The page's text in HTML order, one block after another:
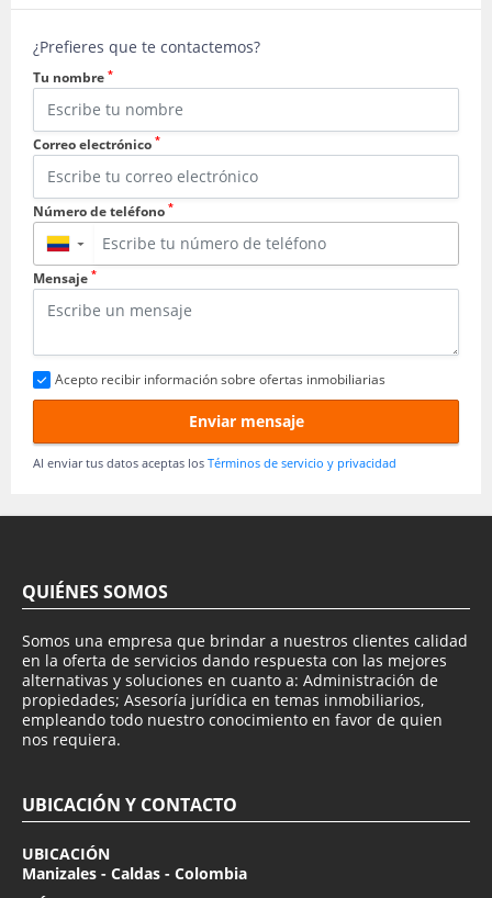
¿Prefieres que te contactemos?
Tu nombre *
Correo electrónico *
Número de teléfono *
▼
Mensaje *
Acepto recibir información sobre ofertas inmobiliarias
Enviar mensaje
Al enviar tus datos aceptas los Términos de servicio y privacidad
QUIÉNES SOMOS
Somos una empresa que brindar a nuestros clientes calidad
en la oferta de servicios dando respuesta con las mejores
alternativas y soluciones en cuanto a: Administración de
propiedades; Asesoría jurídica en temas inmobiliarios,
empleando todo nuestro conocimiento en favor de quien
nos requiera.
UBICACIÓN Y CONTACTO
UBICACIÓN
Manizales - Caldas - Colombia